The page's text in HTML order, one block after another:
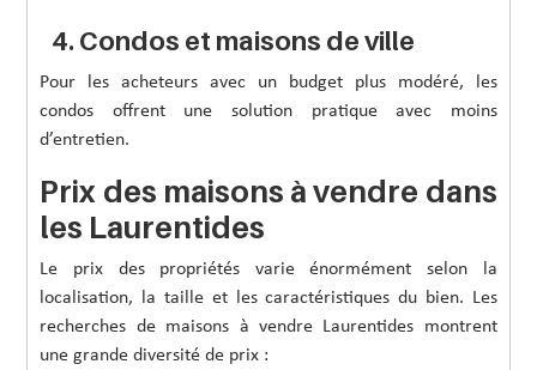
4. Condos et maisons de ville
Pour les acheteurs avec un budget plus modéré, les
condos offrent une solution pratique avec moins
d’entretien.
Prix des maisons à vendre dans
les Laurentides
Le prix des propriétés varie énormément selon la
localisation, la taille et les caractéristiques du bien. Les
recherches de maisons à vendre Laurentides montrent
une grande diversité de prix :